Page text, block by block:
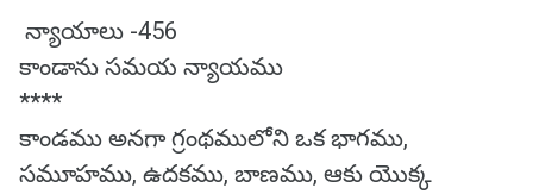
న్యాయాలు -456
కాండాను సమయ న్యాయము
****
కాండము అనగా గ్రంథములోని ఒక భాగము,
సమూహము, ఉదకము, బాణము, ఆకు యొక్క